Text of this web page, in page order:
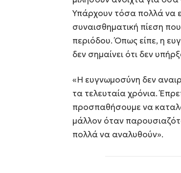
Υπάρχουν τόσα πολλά να
συναισθηματική πίεση
περιόδου. Όπως είπε, η
δεν σημαίνει ότι δεν
«Η ευγνωμοσύνη δεν
τα τελευταία χρόνια.
προσπαθήσουμε να
μάλλον όταν
πολλά να αναλυθούν».